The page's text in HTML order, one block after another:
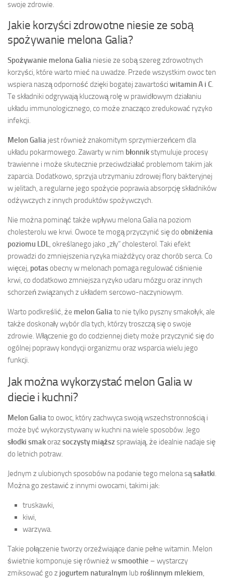
swoje zdrowie.
Jakie korzyści zdrowotne niesie ze sobą
spożywanie melona Galia?
Spożywanie melona Galia niesie ze sobą szereg zdrowotnych
korzyści, które warto mieć na uwadze. Przede wszystkim owoc ten
wspiera naszą odporność dzięki bogatej zawartości witamin A i C.
Te składniki odgrywają kluczową rolę w prawidłowym działaniu
układu immunologicznego, co może znacząco zredukować ryzyko
infekcji.
Melon Galia jest również znakomitym sprzymierzeńcem dla
układu pokarmowego. Zawarty w nim błonnikstymuluje procesy
trawienne i może skutecznie przeciwdziałać problemom takim jak
zaparcia. Dodatkowo, sprzyja utrzymaniu zdrowej flory bakteryjnej
w jelitach, a regularne jego spożycie poprawia absorpcję składników
odżywczych z innych produktów spożywczych.
Nie można pominąć także wpływu melona Galia na poziom
cholesterolu we krwi. Owoce te mogą przyczynić się do obniżenia
poziomu LDL, określanego jako „zły” cholesterol. Taki efekt
prowadzi do zmniejszenia ryzyka miażdżycy oraz chorób serca. Co
więcej, potasobecny w melonach pomaga regulować ciśnienie
krwi, co dodatkowo zmniejsza ryzyko udaru mózgu oraz innych
schorzeń związanych z układem sercowo-naczyniowym.
Warto podkreślić, że melon Galiato nie tylko pyszny smakołyk, ale
także doskonały wybór dla tych, którzy troszczą się o swoje
zdrowie. Włączenie go do codziennej diety może przyczynić się do
ogólnej poprawy kondycji organizmu oraz wsparcia wielu jego
funkcji.
Jak można wykorzystać melon Galia w
diecie i kuchni?
Melon Galiato owoc, który zachwyca swoją wszechstronnością i
może być wykorzystywany w kuchni na wiele sposobów. Jego
słodki smakorazsoczysty miąższsprawiają, że idealnie nadaje się
do letnich potraw.
Jednym z ulubionych sposobów na podanie tego melona sąsałatki.
Można go zestawić z innymi owocami, takimi jak:
truskawki,
kiwi,
warzywa.
Takie połączenie tworzy orzeźwiające danie pełne witamin. Melon
świetnie komponuje się również wsmoothie – wystarczy
zmiksować go z jogurtem naturalnym lub roślinnym mlekiem,